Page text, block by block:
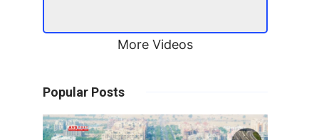
More Videos
Popular Posts